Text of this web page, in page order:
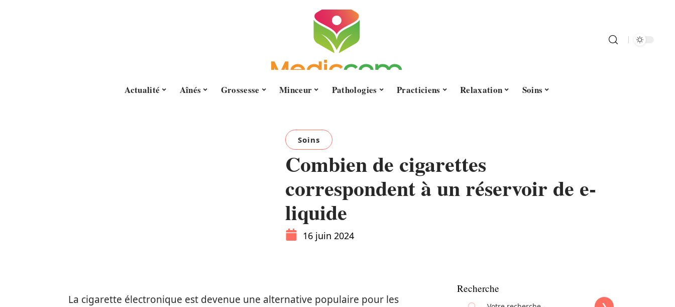
Actualité Aînés Grossesse Minceur Pathologies Practiciens Relaxation Soins
Soins
Combien de cigarettes
correspondent à un réservoir de e-
liquide
16 juin 2024
La cigarette électronique est devenue une alternative populaire pour les
Recherche